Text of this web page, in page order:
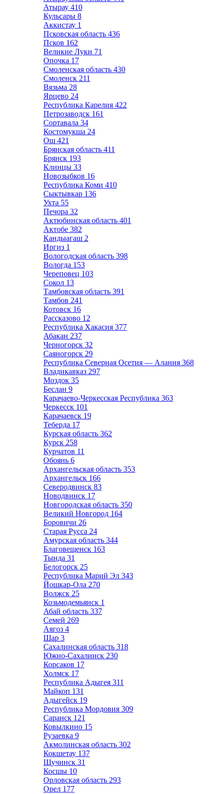
Атырау 410
Кульсары 8
Аккистау 1
Псковская область 436
Псков 162
Великие Луки 71
Опочка 17
Смоленская область 430
Смоленск 211
Вязьма 28
Ярцево 24
Республика Карелия 422
Петрозаводск 161
Сортавала 34
Костомукша 24
Ош 421
Брянская область 411
Брянск 193
Клинцы 33
Новозыбков 16
Республика Коми 410
Сыктывкар 136
Ухта 55
Печора 32
Актюбинская область 401
Актобе 382
Кандыагаш 2
Иргиз 1
Вологодская область 398
Вологда 153
Череповец 103
Сокол 13
Тамбовская область 391
Тамбов 241
Котовск 16
Рассказово 12
Республика Хакасия 377
Абакан 237
Черногорск 32
Саяногорск 29
Республика Северная Осетия — Алания 368
Владикавказ 297
Моздок 35
Беслан 9
Карачаево-Черкесская Республика 363
Черкесск 101
Карачаевск 19
Теберда 17
Курская область 362
Курск 258
Курчатов 11
Обоянь 6
Архангельская область 353
Архангельск 166
Северодвинск 83
Новодвинск 17
Новгородская область 350
Великий Новгород 164
Боровичи 26
Старая Русса 24
Амурская область 344
Благовещенск 163
Тында 31
Белогорск 25
Республика Марий Эл 343
Йошкар-Ола 270
Волжск 25
Козьмодемьянск 1
Абай область 337
Семей 269
Аягоз 4
Шар 3
Сахалинская область 318
Южно-Сахалинск 230
Корсаков 17
Холмск 17
Республика Адыгея 311
Майкоп 131
Адыгейск 19
Республика Мордовия 309
Саранск 121
Ковылкино 15
Рузаевка 9
Акмолинская область 302
Кокшетау 137
Щучинск 31
Косшы 10
Орловская область 293
Орел 177